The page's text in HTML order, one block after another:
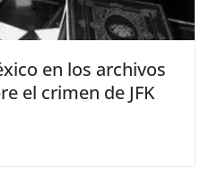
en los archivos
el crimen de JFK